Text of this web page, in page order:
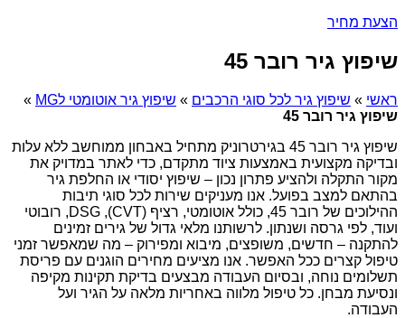
הצעת מחיר
שיפוץ גיר רובר 45
ראשי » שיפוץ גיר לכל סוגי הרכבים » שיפוץ גיר אוטומטי לMG
»
שיפוץ גיר רובר 45
שיפוץ גיר רובר 45 בגירטרוניק מתחיל באבחון ממוחשב ללא עלות
ובדיקה מקצועית באמצעות ציוד מתקדם, כדי לאתר במדויק את
מקור התקלה ולהציע פתרון נכון – שיפוץ יסודי או החלפת גיר
בהתאם למצב בפועל. אנו מעניקים שירות לכל סוגי תיבות
ההילוכים של רובר 45, כולל אוטומטי, רציף (CVT), DSG, רובוטי
ועוד, לפי גרסה ושנתון. לרשותנו מלאי גדול של גירים זמינים
להתקנה – חדשים, משופצים, מיבוא ומפירוק – מה שמאפשר זמני
טיפול קצרים ככל האפשר. אנו מציעים מחירים הוגנים עם פריסת
תשלומים נוחה, ובסיום העבודה מבצעים בדיקת תקינות מקיפה
ונסיעת מבחן. כל טיפול מלווה באחריות מלאה על הגיר ועל
העבודה.